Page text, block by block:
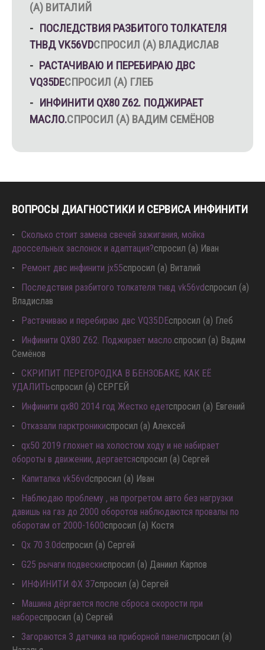
(А) ВИТАЛИЙ
ПОСЛЕДСТВИЯ РАЗБИТОГО ТОЛКАТЕЛЯ
ТНВД VK56VDСПРОСИЛ (А) ВЛАДИСЛАВ
РАСТАЧИВАЮ И ПЕРЕБИРАЮ ДВС
VQ35DEСПРОСИЛ (А) ГЛЕБ
ИНФИНИТИ QX80 Z62. ПОДЖИРАЕТ
МАСЛО.СПРОСИЛ (А) ВАДИМ СЕМЁНОВ
ВОПРОСЫ ДИАГНОСТИКИ И СЕРВИСА ИНФИНИТИ
Сколько стоит замена свечей зажигания, мойка
дроссельных заслонок и адаптация?спросил (а) Иван
Ремонт двс инфинити jx55спросил (а) Виталий
Последствия разбитого толкателя тнвд vk56vdспросил (а)
Владислав
Растачиваю и перебираю двс VQ35DEспросил (а) Глеб
Инфинити QX80 Z62. Поджирает масло.спросил (а) Вадим
Семёнов
СКРИПИТ ПЕРЕГОРОДКА В БЕНЗОБАКЕ, КАК ЕЁ
УДАЛИТЬспросил (а) СЕРГЕЙ
Инфинити qx80 2014 год Жестко едетспросил (а) Евгений
Отказали парктроникиспросил (а) Алексей
qx50 2019 глохнет на холостом ходу и не набирает
обороты в движении, дергаетсяспросил (а) Сергей
Капиталка vk56vdспросил (а) Иван
Наблюдаю проблему , на прогретом авто без нагрузки
давишь на газ до 2000 оборотов наблюдаются провалы по
оборотам от 2000-1600спросил (а) Костя
Qx 70 3.0dспросил (а) Сергей
G25 рычаги подвескиспросил (а) Даниил Карпов
ИНФИНИТИ ФХ 37спросил (а) Сергей
Машина дёргается после сброса скорости при
набореспросил (а) Сергей
Загораются 3 датчика на приборной панелиспросил (а)